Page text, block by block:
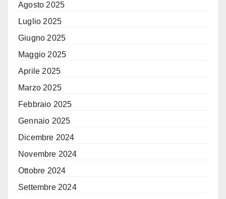
Agosto 2025
Luglio 2025
Giugno 2025
Maggio 2025
Aprile 2025
Marzo 2025
Febbraio 2025
Gennaio 2025
Dicembre 2024
Novembre 2024
Ottobre 2024
Settembre 2024